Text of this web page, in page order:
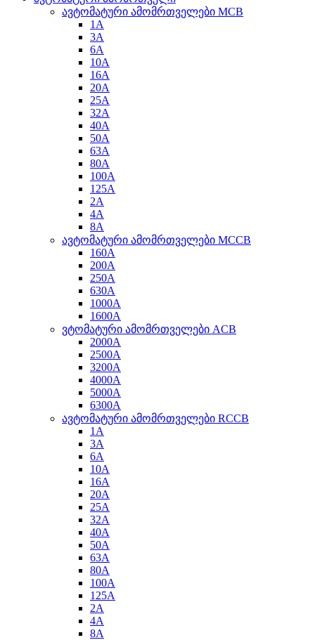
ავტომატური ამომრთველები MCB
1A
3A
6A
10A
16A
20A
25А
32A
40A
50A
63A
80A
100A
125A
2A
4A
8A
ავტომატური ამომრთველები MCCB
160A
200A
250A
630A
1000A
1600A
ვტომატური ამომრთველები ACB
2000A
2500A
3200A
4000A
5000A
6300A
ავტომატური ამომრთველები RCCB
1A
3A
6A
10A
16A
20A
25A
32A
40A
50A
63A
80A
100A
125A
2A
4A
8A